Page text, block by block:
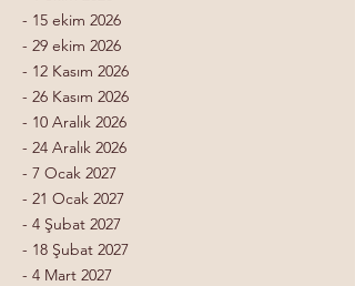
- 15 ekim 2026
- 29 ekim 2026
- 12 Kasım 2026
- 26 Kasım 2026
- 10 Aralık 2026
- 24 Aralık 2026
- 7 Ocak 2027
- 21 Ocak 2027
- 4 Şubat 2027
- 18 Şubat 2027
- 4 Mart 2027